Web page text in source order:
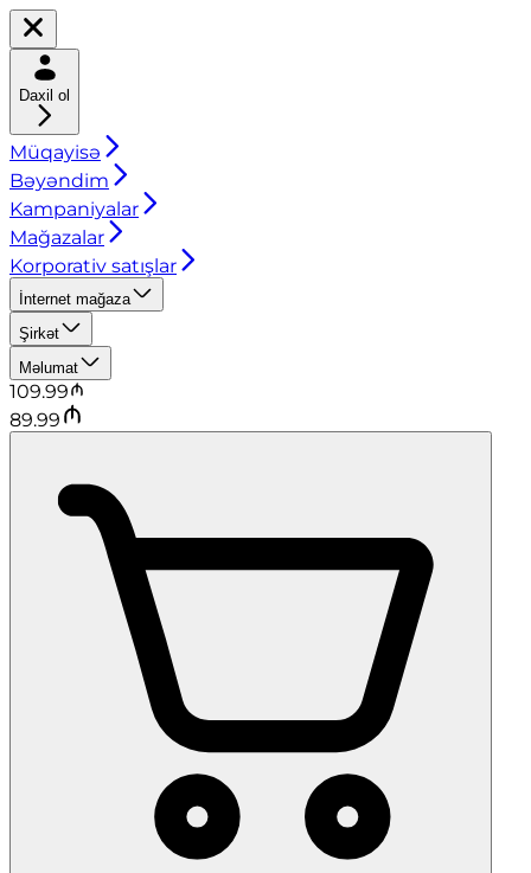
Daxil ol
Müqayisə
Bəyəndim
Kampaniyalar
Mağazalar
Korporativ satışlar
İnternet mağaza
Şirkət
Məlumat
109.99
89.99